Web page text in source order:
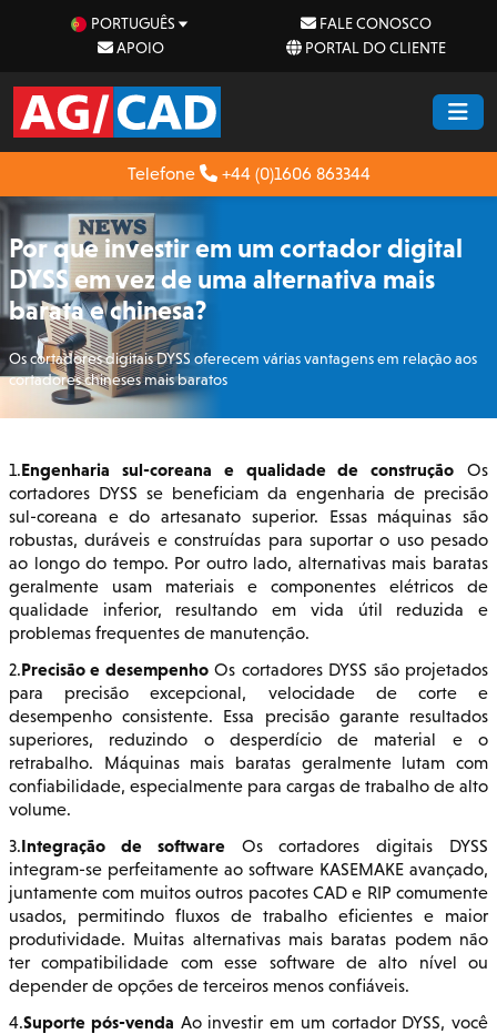
PORTUGUÊS
FALE CONOSCO
APOIO
PORTAL DO CLIENTE
Telefone +44 (0)1606 863344
Por que investir em um cortador digital
DYSS em vez de uma alternativa mais
barata e chinesa?
Os cortadores digitais DYSS oferecem várias vantagens em relação aos
cortadores chineses mais baratos
1.Engenharia sul-coreana e qualidade de construção Os
cortadores DYSS se beneficiam da engenharia de precisão
sul-coreana e do artesanato superior. Essas máquinas são
robustas, duráveis e construídas para suportar o uso pesado
ao longo do tempo. Por outro lado, alternativas mais baratas
geralmente usam materiais e componentes elétricos de
qualidade inferior, resultando em vida útil reduzida e
problemas frequentes de manutenção.
2.Precisão e desempenhoOs cortadores DYSS são projetados
para precisão excepcional, velocidade de corte e
desempenho consistente. Essa precisão garante resultados
superiores, reduzindo o desperdício de material e o
retrabalho. Máquinas mais baratas geralmente lutam com
confiabilidade, especialmente para cargas de trabalho de alto
volume.
3.Integração de softwareOs cortadores digitais DYSS
integram-se perfeitamente ao software KASEMAKE avançado,
juntamente com muitos outros pacotes CAD e RIP comumente
usados, permitindo fluxos de trabalho eficientes e maior
produtividade. Muitas alternativas mais baratas podem não
ter compatibilidade com esse software de alto nível ou
depender de opções de terceiros menos confiáveis.
4.Suporte pós-venda Ao investir em um cortador DYSS, você